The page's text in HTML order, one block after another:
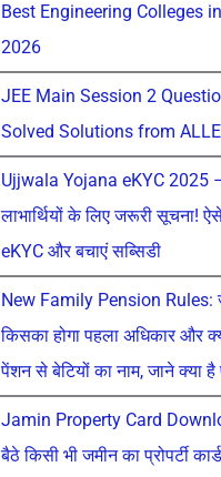
Best Engineering Colleges
2026
JEE Main Session 2
Solved Solutions from
Ujjwala Yojana eKYC 2025
लाभार्थियों के लिए जरूरी सूचना!
eKYC और बचाएं सब्सिडी
New Family Pension Rules:
किसका होगा पहला अधिकार और
पेंशन से बेटियों का नाम, जाने क्या है
Jamin Property Card
बैठे किसी भी जमीन का प्रोपर्टी